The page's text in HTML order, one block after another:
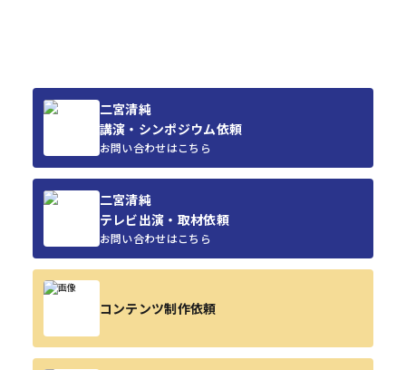
二宮清純
講演・シンポジウム依頼
お問い合わせはこちら
二宮清純
テレビ出演・取材依頼
お問い合わせはこちら
コンテンツ制作依頼